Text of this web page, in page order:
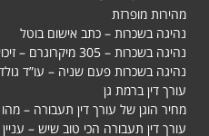
מהירות מופרזת
נהיגה בשכרות – כתב אישום בוטל
נהיגה בשכרות – 305 מיקרוגרם – זיכוי
נהיגה בשכרות פעם שניה – עו”ד
עורך דין ברמת גן
מחיר הוגן של עורך דין תעבורה –
עורך דין תעבורה הכי טוב שיש –